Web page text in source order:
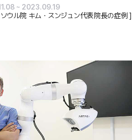
~ 2023.09.19
ソウル院 キム・スンジュン代表院長の症例 ]